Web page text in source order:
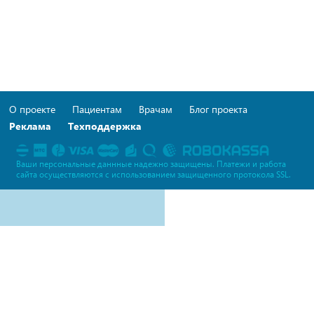
О проекте Пациентам Врачам
Блог проекта
Реклама
Техподдержка
Ваши персональные даннные надежно защищены. Платежи и работа
сайта осуществляются c использованием защищенного протокола SSL.